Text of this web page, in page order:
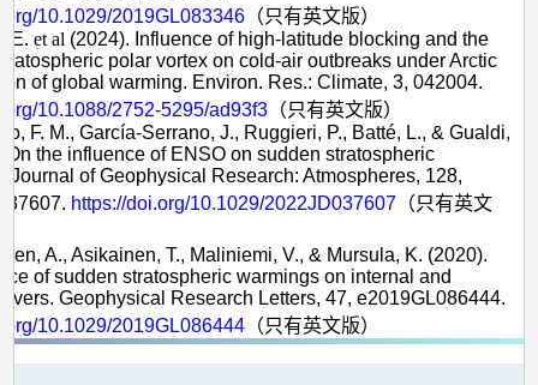
10.1029/2019GL083346 （只有英文版）
E.et al (2024). Influence of high-latitude blocking and the
polar vortex on cold-air outbreaks under Arctic
of global warming. Environ. Res.: Climate, 3, 042004.
10.1088/2752-5295/ad93f3 （只有英文版）
F. M., García-Serrano, J., Ruggieri, P., Batté, L., & Gualdi,
On the influence of ENSO on sudden stratospheric
Journal of Geophysical Research: Atmospheres, 128,
https://doi.org/10.1029/2022JD037607 （只有英文
A., Asikainen, T., Maliniemi, V., & Mursula, K. (2020).
of sudden stratospheric warmings on internal and
Geophysical Research Letters, 47, e2019GL086444.
10.1029/2019GL086444 （只有英文版）